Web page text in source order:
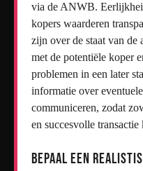
via de ANWB.
kopers waarderen
zijn over de staat van
met de potentiële koper
problemen in een later
informatie over
communiceren, zodat
en succesvolle transactie
Bepaal een